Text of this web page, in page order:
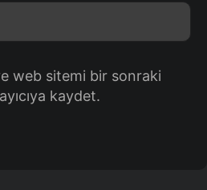
web sitemi bir sonraki
kaydet.